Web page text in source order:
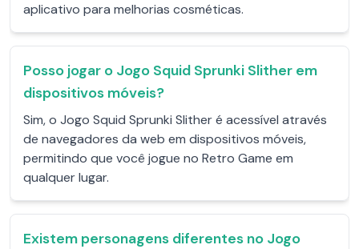
aplicativo para melhorias cosméticas.
Posso jogar o Jogo Squid Sprunki Slither em
dispositivos móveis?
Sim, o Jogo Squid Sprunki Slither é acessível através
de navegadores da web em dispositivos móveis,
permitindo que você jogue no Retro Game em
qualquer lugar.
Existem personagens diferentes no Jogo